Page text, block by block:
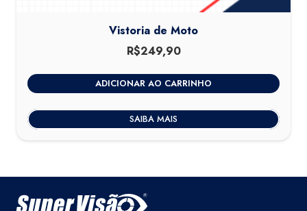
Vistoria de Moto
R$249,90
ADICIONAR AO CARRINHO
SAIBA MAIS